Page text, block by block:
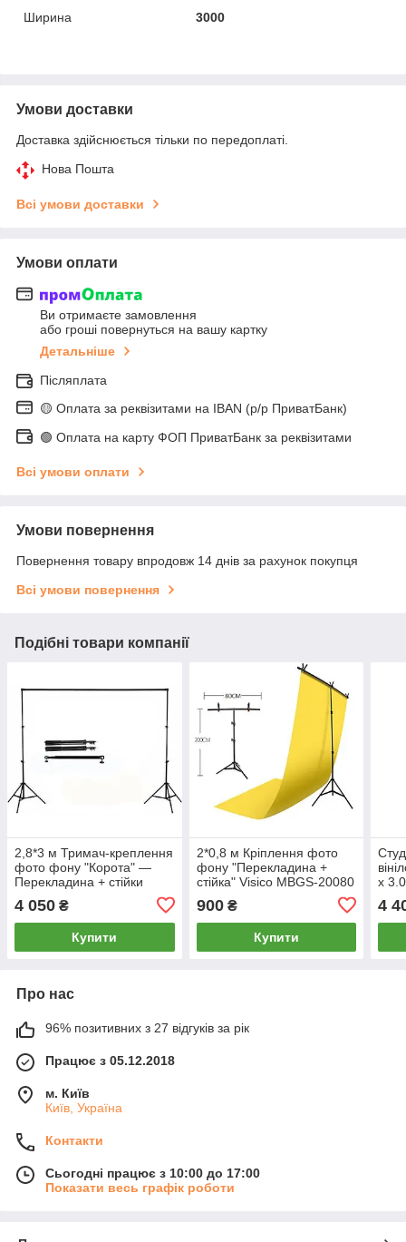
Ширина
3000
Умови доставки
Доставка здійснюється тільки по передоплаті.
Нова Пошта
Всі умови доставки
Умови оплати
Ви отримаєте замовлення
або гроші повернуться на вашу картку
Детальніше
Післяплата
🟡 Оплата за реквізитами на IBAN (р/р ПриватБанк)
🟢 Оплата на карту ФОП ПриватБанк за реквізитами
Всі умови оплати
Умови повернення
Повернення товару впродовж 14 днів за рахунок покупця
Всі умови повернення
Подібні товари компанії
2,8*3 м Тримач-креплення
фото фону "Корота" —
Перекладина + стійки
фотостудії)
4 050 ₴
Купити
2*0,8 м Кріплення фото
фону "Перекладина +
стійка" Visico MBGS-20080
(тримач для фотостудії)
900₴
Купити
х
4
Про нас
96% позитивних з 27 відгуків за рік
Працює з 05.12.2018
м. Київ
Київ, Україна
Контакти
Сьогодні працює з 10:00 до 17:00
Показати весь графік роботи